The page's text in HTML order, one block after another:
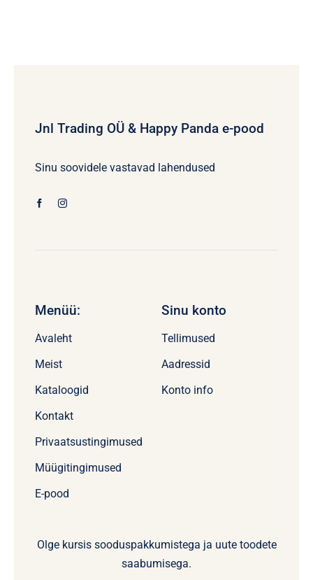
Jnl Trading OÜ & Happy Panda e-pood
Sinu soovidele vastavad lahendused
Menüü:
Avaleht
Meist
Kataloogid
Kontakt
Privaatsustingimused
Müügitingimused
E-pood
Sinu konto
Tellimused
Aadressid
Konto info
Olge kursis sooduspakkumistega ja uute toodete
saabumisega.